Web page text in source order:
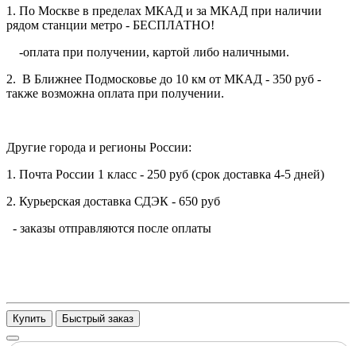
1. По Москве в пределах МКАД и за МКАД при наличии
рядом станции метро - БЕСПЛАТНО!
-оплата при получении, картой либо наличными.
2. В Ближнее Подмосковье до 10 км от МКАД - 350 руб -
также возможна оплата при получении.
Другие города и регионы России:
1. Почта России 1 класс - 250 руб (срок доставка 4-5 дней)
2. Курьерская доставка СДЭК - 650 руб
- заказы отправляются после оплаты
Купить